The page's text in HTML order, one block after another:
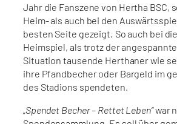
Jahr die Fanszene von Hertha BSC,
Heim- als auch bei den
besten Seite gezeigt. So auch bei
Heimspiel, als trotz der
Situation tausende Herthaner wie
ihre Pfandbecher oder Bargeld im
des Stadions spendeten.
„Spendet Becher – Rettet Leben“war